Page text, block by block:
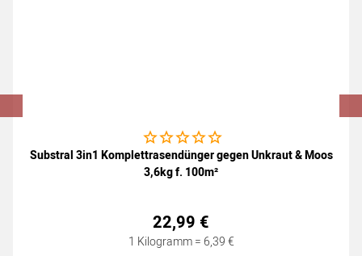
Noch keine Bewertungen abgegeben
Substral 3in1 Komplettrasendünger gegen Unkraut & Moos
3,6kg f. 100m²
22,99 €
1 Kilogramm = 6,39€